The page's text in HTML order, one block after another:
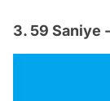
3. 59 Saniye